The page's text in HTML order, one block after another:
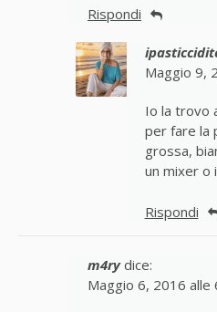
Rispondi
Maggio 9,
Io la trovo
per fare la
grossa,
un mixer o
Rispondi
m4ry dice:
Maggio 6, 2016 alle